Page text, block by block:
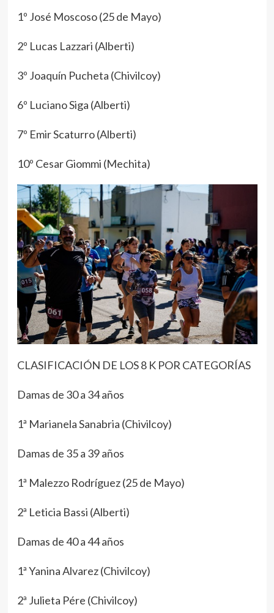
1º José Moscoso (25 de Mayo)
2º Lucas Lazzari (Alberti)
3º Joaquín Pucheta (Chivilcoy)
6º Luciano Siga (Alberti)
7º Emir Scaturro (Alberti)
10º Cesar Giommi (Mechita)
CLASIFICACIÓN DE LOS 8 K POR CATEGORÍAS
Damas de 30 a 34 años
1ª Marianela Sanabria (Chivilcoy)
Damas de 35 a 39 años
1ª Malezzo Rodríguez (25 de Mayo)
2ª Leticia Bassi (Alberti)
Damas de 40 a 44 años
1ª Yanina Alvarez (Chivilcoy)
2ª Julieta Pére (Chivilcoy)